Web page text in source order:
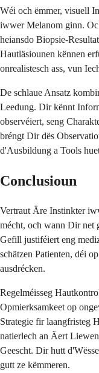
Wéi och ëmmer, visuell
iwwer Melanom ginn.
heiansdo Biopsie-
Hautläsiounen kënnen
onrealistesch ass, vun
De schlaue Ansatz
Leedung. Dir kënnt
observéiert, seng
bréngt Dir dës
d'Ausbildung a Tools
Conclusioun
Vertraut Äre Instinkter
mécht, och wann Dir net
Gefill justiféiert eng
schätzen Patienten, déi
ausdrécken.
Regelméisseg
Opmierksamkeet op
Strategie fir laangfristeg
natierlech an Äert
Geescht. Dir hutt
gutt ze këmmeren.